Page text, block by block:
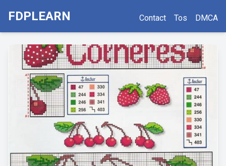
FDPLEARN Contact Tos DMCA